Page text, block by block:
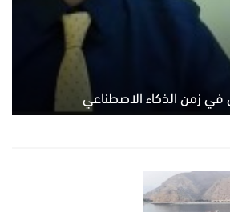
في زمن الذكاء الاصطناعي